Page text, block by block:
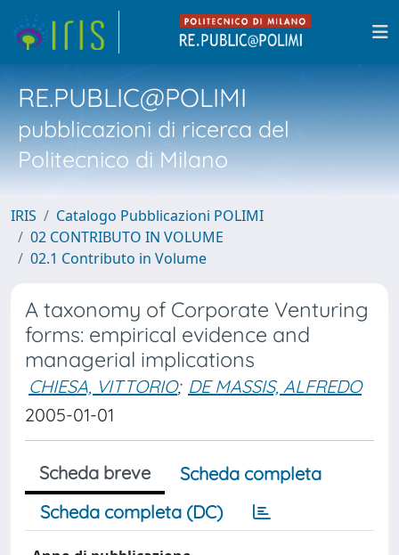
RE.PUBLIC@POLIMI
pubblicazioni di ricerca del
Politecnico di Milano
IRIS
Catalogo Pubblicazioni POLIMI
02 CONTRIBUTO IN VOLUME
02.1 Contributo in Volume
A taxonomy of Corporate Venturing
forms: empirical evidence and
managerial implications
CHIESA, VITTORIO; DE MASSIS, ALFREDO
2005-01-01
Scheda breve
Scheda completa
Scheda completa (DC)